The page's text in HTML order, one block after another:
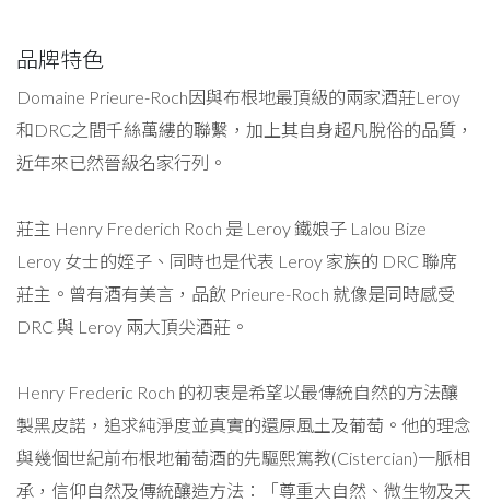
品牌特色
Domaine Prieure-Roch因與布根地最頂級的兩家酒莊Leroy
和DRC之間千絲萬縷的聯繫，加上其自身超凡脫俗的品質，
近年來已然晉級名家行列。
莊主 Henry Frederich Roch 是 Leroy 鐵娘子 Lalou Bize
Leroy 女士的姪子、同時也是代表 Leroy 家族的 DRC 聯席
莊主。曾有酒有美言，品飲 Prieure-Roch 就像是同時感受
DRC 與 Leroy 兩大頂尖酒莊。
Henry Frederic Roch 的初衷是希望以最傳統自然的方法釀
製黑皮諾，追求純淨度並真實的還原風土及葡萄。他的理念
與幾個世紀前布根地葡萄酒的先驅熙篤教(Cistercian)一脈相
承，信仰自然及傳統釀造方法：「尊重大自然、微生物及天